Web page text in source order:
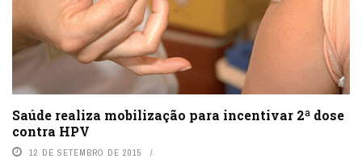
Saúde realiza mobilização para incentivar 2ª dose
contra HPV
12 DE SETEMBRO DE 2015